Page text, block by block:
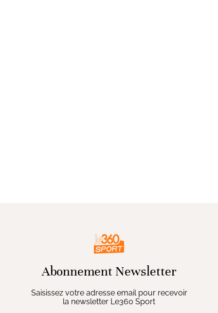
Abonnement Newsletter
Saisissez votre adresse email pour recevoir
la newsletter Le360 Sport